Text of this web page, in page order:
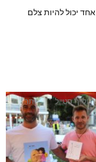
יכול להיות צלם
ולייף סטייל יותר